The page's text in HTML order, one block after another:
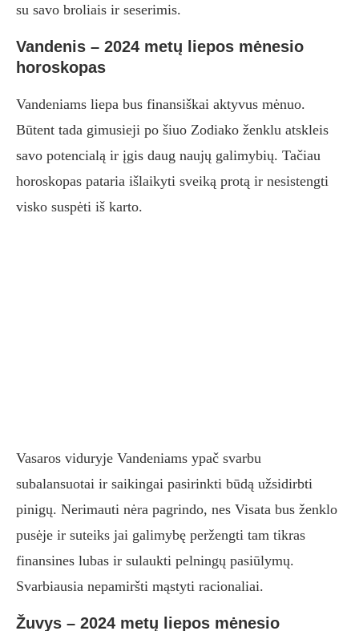
su savo broliais ir seserimis.
Vandenis – 2024 metų liepos mėnesio
horoskopas
Vandeniams liepa bus finansiškai aktyvus mėnuo.
Būtent tada gimusieji po šiuo Zodiako ženklu atskleis
savo potencialą ir įgis daug naujų galimybių. Tačiau
horoskopas pataria išlaikyti sveiką protą ir nesistengti
visko suspėti iš karto.
Vasaros viduryje Vandeniams ypač svarbu
subalansuotai ir saikingai pasirinkti būdą užsidirbti
pinigų. Nerimauti nėra pagrindo, nes Visata bus ženklo
pusėje ir suteiks jai galimybę peržengti tam tikras
finansines lubas ir sulaukti pelningų pasiūlymų.
Svarbiausia nepamiršti mąstyti racionaliai.
Žuvys – 2024 metų liepos mėnesio